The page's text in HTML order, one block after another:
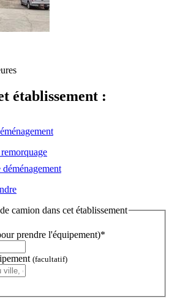
établissement :
camion dans cet établissement
prendre l'équipement)*
(facultatif)